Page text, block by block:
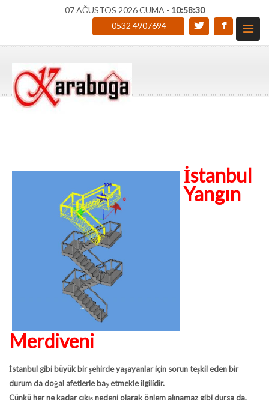
07 AĞUSTOS 2026 CUMA - 10:58:31
0532 4907694
İstanbul
Yangın
Merdiveni
İstanbul gibi büyük bir şehirde yaşayanlar için sorun teşkil eden bir
durum da doğal afetlerle baş etmekle ilgilidir.
Çünkü her ne kadar çıkış nedeni olarak önlem alınamaz gibi dursa da,